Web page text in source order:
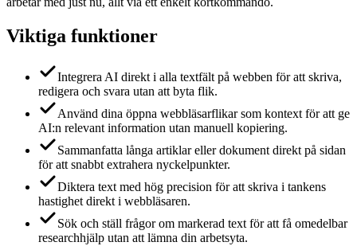
Viktiga funktioner
Integrera AI direkt i alla textfält på webben för att skriva,
redigera och svara utan att byta flik.
Använd dina öppna webbläsarflikar som kontext för att ge
AI:n relevant information utan manuell kopiering.
Sammanfatta långa artiklar eller dokument direkt på sidan
för att snabbt extrahera nyckelpunkter.
Diktera text med hög precision för att skriva i tankens
hastighet direkt i webbläsaren.
Sök och ställ frågor om markerad text för att få omedelbar
researchhjälp utan att lämna din arbetsyta.